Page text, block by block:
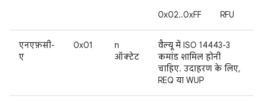
0x02..0xFF RFU
एनएफ़सी-
ए
0x01
n
ऑक्टेट
वैल्यू में ISO 14443-3
कमांड शामिल होनी
चाहिए. उदाहरण के लिए,
REQ या WUP